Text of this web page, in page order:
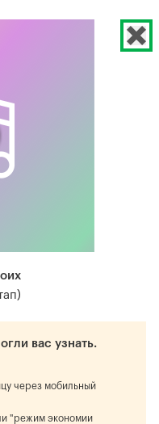
вас узнать.
через мобильный
"режим экономии